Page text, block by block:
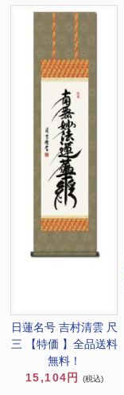
日蓮名号 吉村清雲 尺
三 【特価 】全品送料
無料！
15,104円
(税込)